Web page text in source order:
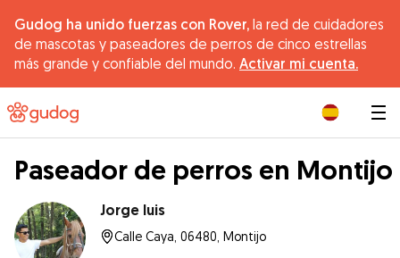
Gudog ha unido fuerzas con Rover, la red de cuidadores
de mascotas y paseadores de perros de cinco estrellas
más grande y confiable del mundo. Activar mi cuenta.
Paseador de perros en Montijo
Jorge luis
Calle Caya, 06480, Montijo